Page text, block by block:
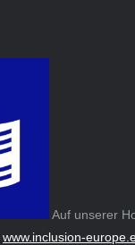
Auf unserer
www.inclusion-